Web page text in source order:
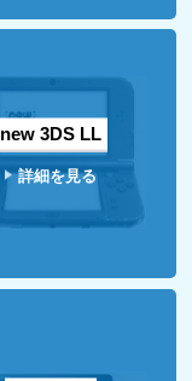
new 3DS LL
詳細を見る